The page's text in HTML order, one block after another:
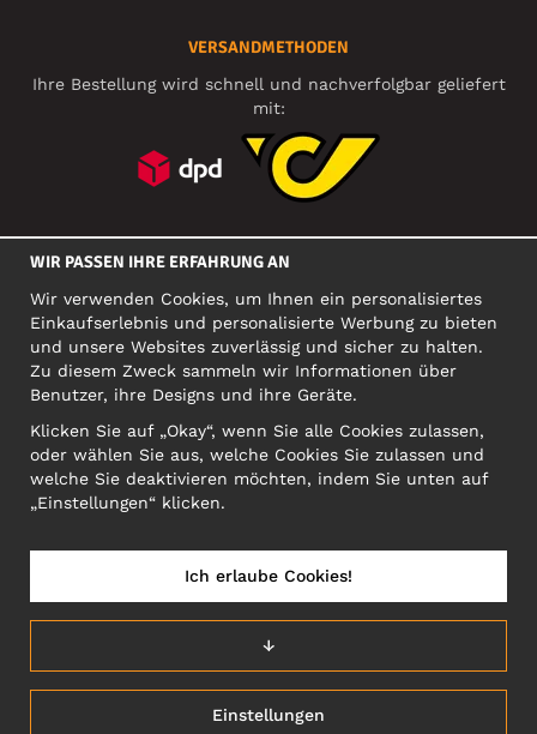
VERSANDMETHODEN
Ihre Bestellung wird schnell und nachverfolgbar geliefert
mit:
SOZIALE MEDIEN
FIRMA
Motley Denim Europe OÜ
Narva mnt 5, EE-10117 Tallinn
Org: 12356245, VAT: EE101578318
ACHTUNG! Produktrücksendungen nicht an diese Adresse
schicken!
ÖSTERREICH/DEUTSCH (AT)
WIR PASSEN IHRE ERFAHRUNG AN
Wir verwenden Cookies, um Ihnen ein personalisiertes
Einkaufserlebnis und personalisierte Werbung zu bieten
und unsere Websites zuverlässig und sicher zu halten.
Zu diesem Zweck sammeln wir Informationen über
Benutzer, ihre Designs und ihre Geräte.
Klicken Sie auf „Okay“, wenn Sie alle Cookies zulassen,
oder wählen Sie aus, welche Cookies Sie zulassen und
welche Sie deaktivieren möchten, indem Sie unten auf
„Einstellungen“ klicken.
Einstellungen
↓
Ich erlaube Cookies!